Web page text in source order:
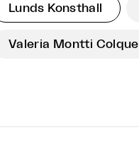
Lunds Konsthall
Valeria Montti Colque